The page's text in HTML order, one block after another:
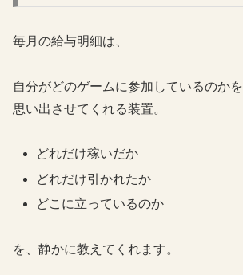
毎月の給与明細は、
自分がどのゲームに参加しているのかを
思い出させてくれる装置。
どれだけ稼いだか
どれだけ引かれたか
どこに立っているのか
を、静かに教えてくれます。